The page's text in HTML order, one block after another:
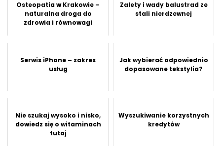
Osteopatia w Krakowie –
naturalna droga do
zdrowia i równowagi
Zalety i wady balustrad ze
stali nierdzewnej
Serwis iPhone – zakres
usług
Jak wybierać odpowiednio
dopasowane tekstylia?
Nie szukaj wysoko i nisko,
dowiedz się o witaminach
tutaj
Wyszukiwanie korzystnych
kredytów